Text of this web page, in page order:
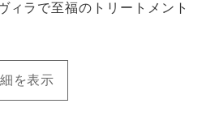
ィラで至福のトリートメント
を表示